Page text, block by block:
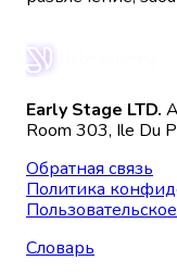
Early Stage LTD.
Room 303, Ile Du
Обратная связь
Политика
Словарь